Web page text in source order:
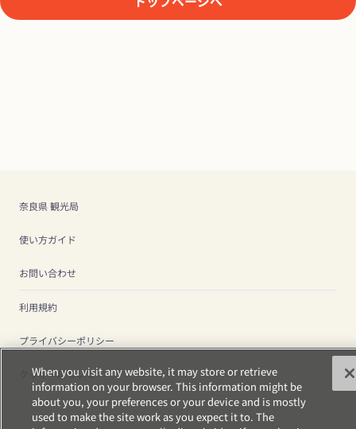
奈良県 観光局
使い方ガイド
お問い合わせ
利用規約
プライバシーポリシー
クッキーについて
When you visit any website, it may store or retrieve
information on your browser. This information might be
about you, your preferences or your device and is mostly
used to make the site work as you expect it to. The